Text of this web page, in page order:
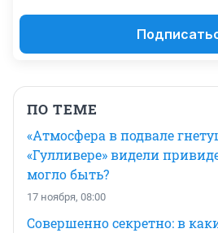
ПО ТЕМЕ
«Атмосфера в подвале
«Гулливере» видели
могло быть?
17 ноября, 08:00
Совершенно секретно: в